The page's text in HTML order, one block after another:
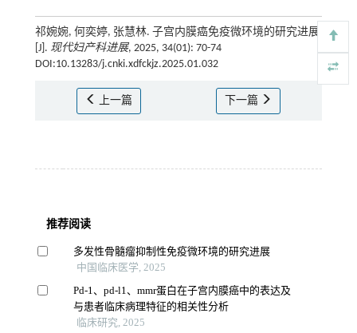
祁婉婉, 何奕婷, 张慧林. 子宫内膜癌免疫微环境的研究进展
[J]. 现代妇产科进展, 2025, 34(01): 70-74
DOI:10.13283/j.cnki.xdfckjz.2025.01.032
上一篇 下一篇